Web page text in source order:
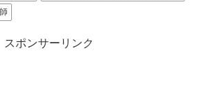
スポンサーリンク